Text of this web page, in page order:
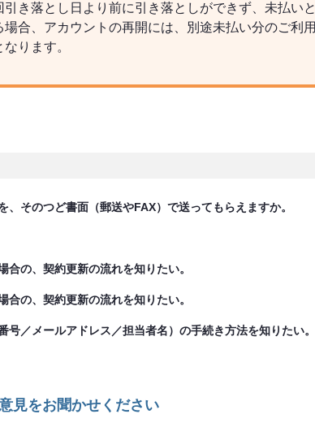
き落とし日より前に引き落としができず、未払いと
合、アカウントの再開には、別途未払い分のご利用
ります。
そのつど書面（郵送やFAX）で送ってもらえますか。
の、契約更新の流れを知りたい。
の、契約更新の流れを知りたい。
／メールアドレス／担当者名）の手続き方法を知りたい。
見をお聞かせください